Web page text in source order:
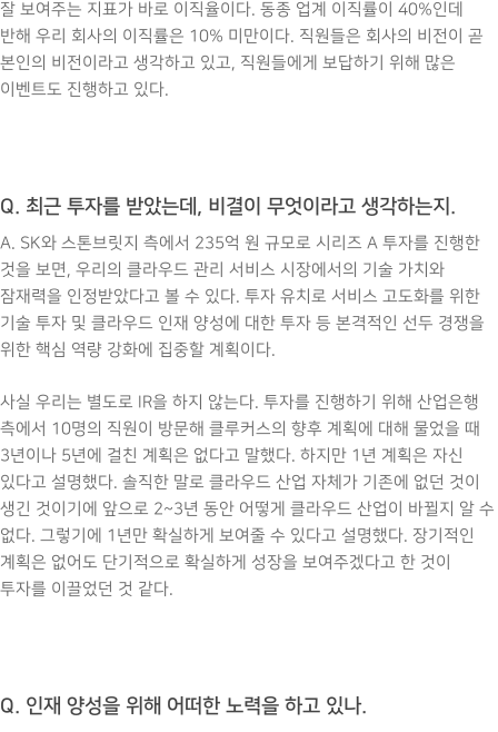
잘 보여주는 지표가 바로 이직율이다. 동종 업계 이직률이 40%인데
반해 우리 회사의 이직률은 10% 미만이다. 직원들은 회사의 비전이 곧
본인의 비전이라고 생각하고 있고, 직원들에게 보답하기 위해 많은
이벤트도 진행하고 있다.
Q. 최근 투자를 받았는데, 비결이 무엇이라고 생각하는지.
A. SK와 스톤브릿지 측에서 235억 원 규모로 시리즈 A 투자를 진행한
것을 보면, 우리의 클라우드 관리 서비스 시장에서의 기술 가치와
잠재력을 인정받았다고 볼 수 있다. 투자 유치로 서비스 고도화를 위한
기술 투자 및 클라우드 인재 양성에 대한 투자 등 본격적인 선두 경쟁을
위한 핵심 역량 강화에 집중할 계획이다.
사실 우리는 별도로 IR을 하지 않는다. 투자를 진행하기 위해 산업은행
측에서 10명의 직원이 방문해 클루커스의 향후 계획에 대해 물었을 때
3년이나 5년에 걸친 계획은 없다고 말했다. 하지만 1년 계획은 자신
있다고 설명했다. 솔직한 말로 클라우드 산업 자체가 기존에 없던 것이
생긴 것이기에 앞으로 2~3년 동안 어떻게 클라우드 산업이 바뀔지 알 수
없다. 그렇기에 1년만 확실하게 보여줄 수 있다고 설명했다. 장기적인
계획은 없어도 단기적으로 확실하게 성장을 보여주겠다고 한 것이
투자를 이끌었던 것 같다.
Q. 인재 양성을 위해 어떠한 노력을 하고 있나.